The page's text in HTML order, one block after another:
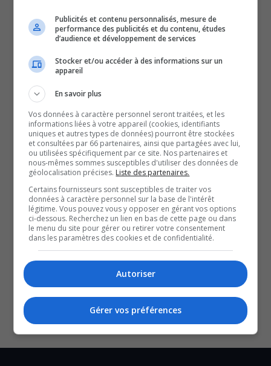
s’agit de Lucien Wabanonik.
C’est un retour en poste pour lui, alors qu’il a été chef au
début des années 2000.
Il succède donc à Adrienne Jérôme, qui était cheffe de la
communauté depuis 2016.
Lucien Wabanonik a été élu pour un mandat de quatre
ans.
Il sera accompagné de Danny Pien comme vice-chef,
alors qu’Anna Cheezo, Jean-Marie Papatie et Ghislain
Néquado ont été élus comme conseiller.
QUESTION DU JOUR
Commentaires
SOUTENIR NOS MÉDIAS, C’EST PROTÉGER NOTRE
Publicités et contenu personnalisés, mesure de
performance des publicités et du contenu, études
d’audience et développement de services
Stocker et/ou accéder à des informations sur un
appareil
En savoir plus
Vos données à caractère personnel seront traitées, et les
informations liées à votre appareil (cookies, identifiants
uniques et autres types de données) pourront être stockées
et consultées par 66 partenaires, ainsi que partagées avec lui,
ou utilisées spécifiquement par ce site. Nos partenaires et
nous-mêmes sommes susceptibles d'utiliser des données de
géolocalisation précises. Liste des partenaires.
Certains fournisseurs sont susceptibles de traiter vos
données à caractère personnel sur la base de l'intérêt
légitime. Vous pouvez vous y opposer en gérant vos options
ci-dessous. Recherchez un lien en bas de cette page ou dans
le menu du site pour gérer ou retirer votre consentement
dans les paramètres des cookies et de confidentialité.
Autoriser
Gérer vos préférences